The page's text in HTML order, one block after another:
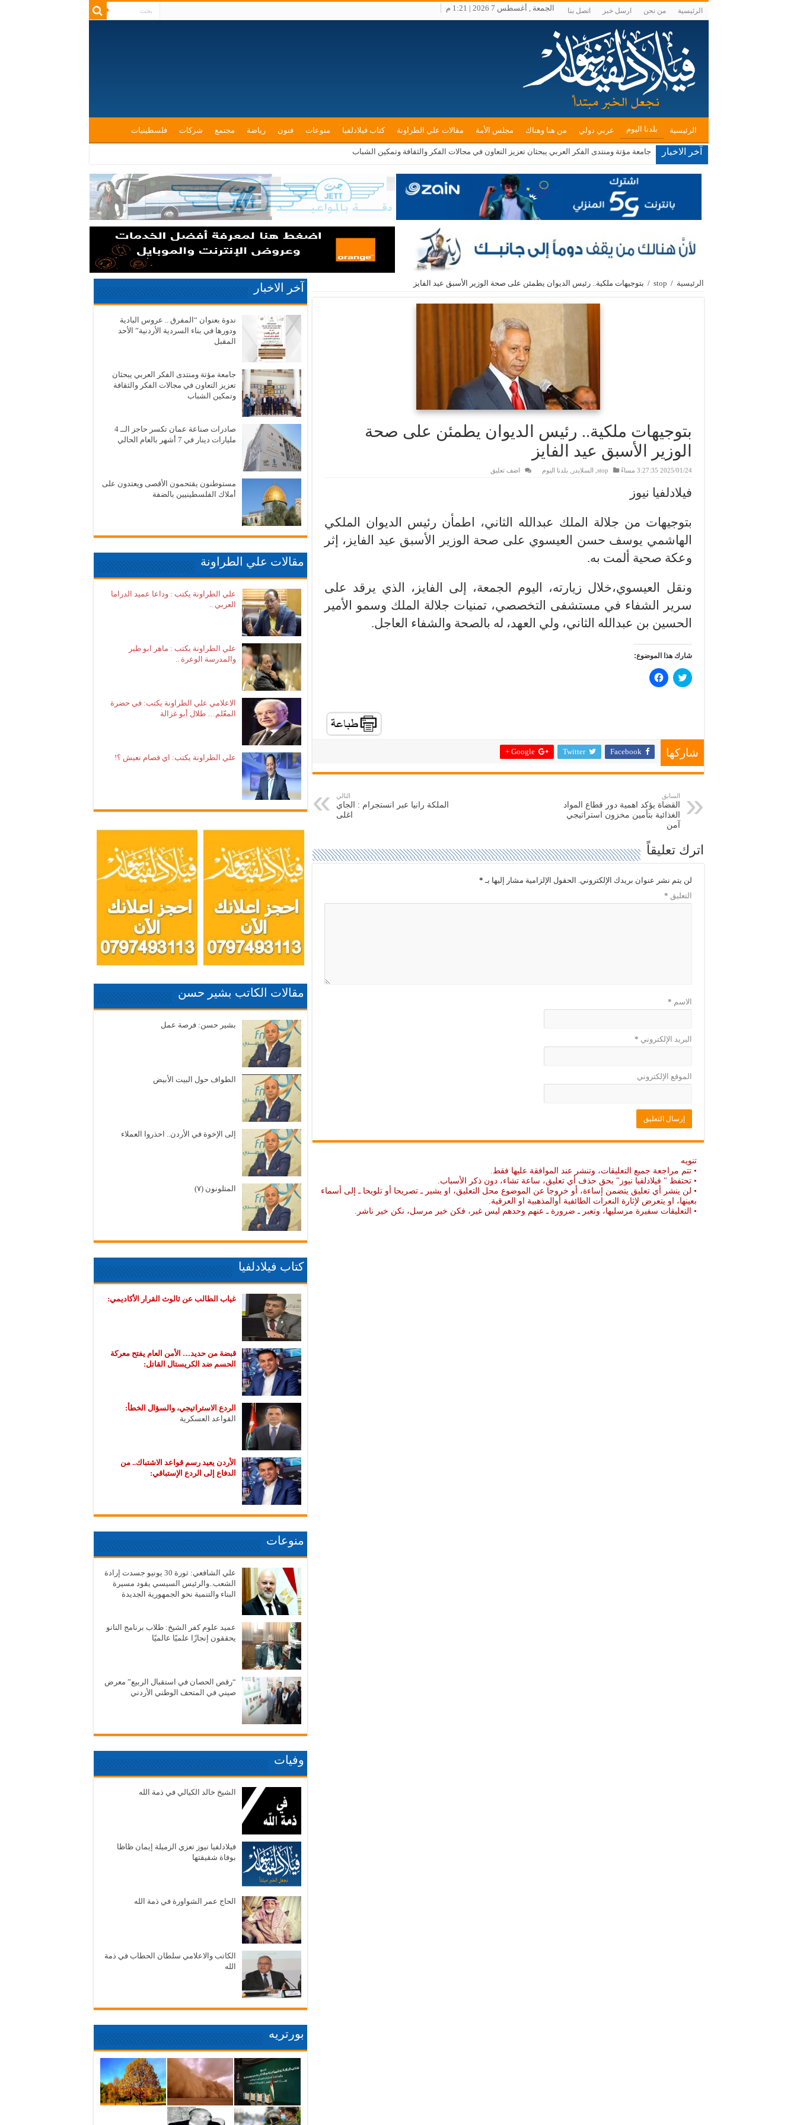
الرئيسية من نحن ارسل خبر اتصل بنا الجمعة , أغسطس 7 2026 | 1:21 م
الرئيسية بلدنا اليوم عربي دولي من هنا وهناك مجلس الأمة مقالات علي الطراونة كتاب فيلادلفيا منوعات فنون رياضة مجتمع شركات فلسطينيات
آخر الاخبار جامعة مؤتة ومنتدى الفكر العربي يبحثان تعزيز التعاون في مجالات الفكر والثقافة وتمكين الشباب
الرئيسية /
stop
/ بتوجيهات ملكية.. رئيس الديوان يطمئن على صحة الوزير الأسبق عيد الفايز
بتوجيهات ملكية.. رئيس الديوان يطمئن على صحة
الوزير الأسبق عيد الفايز
2025/01/24 3:27:35 مساءً stop السلايدر بلدنا اليوم اضف تعليق
فيلادلفيا نيوز
بتوجيهات من جلالة الملك عبدالله الثاني، اطمأن رئيس الديوان الملكي
الهاشمي يوسف حسن العيسوي على صحة الوزير الأسبق عيد الفايز، إثر
وعكة صحية ألمت به.
ونقل العيسوي،خلال زيارته، اليوم الجمعة، إلى الفايز، الذي يرقد على
سرير الشفاء في مستشفى التخصصي، تمنيات جلالة الملك وسمو الأمير
الحسين بن عبدالله الثاني، ولي العهد، له بالصحة والشفاء العاجل.
شارك هذا الموضوع:
ا
ض
ا
ك
ة
ع
ل
و
ي
ت
ر
(
ت
ح
ا
ف
ذ
ة
ا
ن
ر
ة
ل
س
ب
و
ف
ت
ي
ن
ذ
شاركها Facebook
Twitter
Google +
السابق
القضاة يؤكد اهمية دور قطاع المواد
الغذائية بتأمين مخزون استراتيجي
آمن
التالي
الملكة رانيا عبر انستجرام : الجاي
اغلى
اترك تعليقاً
لن يتم نشر عنوان بريدك الإلكتروني. الحقول الإلزامية مشار إليها بـ *
التعليق *
الاسم *
البريد الإلكتروني *
الموقع الإلكتروني
تنويه
• تتم مراجعة جميع التعليقات، وتنشر عند الموافقة عليها فقط.
• تحتفظ " فيلادلفيا نيوز" بحق حذف أي تعليق، ساعة تشاء، دون ذكر الأسباب.
• لن ينشر أي تعليق يتضمن إساءة، أو خروجا عن الموضوع محل التعليق، او يشير ـ تصريحا أو تلويحا ـ إلى أسماء
بعينها، او يتعرض لإثارة النعرات الطائفية أوالمذهبية او العرقية.
• التعليقات سفيرة مرسليها، وتعبر ـ ضرورة ـ عنهم وحدهم ليس غير، فكن خير مرسل، نكن خير ناشر.
آخر الاخبار
ندوة بعنوان “المفرق .. عروس البادية
ودورها في بناء السردية الأردنية” الأحد
المقبل
جامعة مؤتة ومنتدى الفكر العربي يبحثان
تعزيز التعاون في مجالات الفكر والثقافة
وتمكين الشباب
صادرات صناعة عمان تكسر حاجز الــ 4
مليارات دينار في 7 أشهر بالعام الحالي
مستوطنون يقتحمون الأقصى ويعتدون على
أملاك الفلسطينيين بالضفة
مقالات علي الطراونة
علي الطراونة يكتب : وداعا عميد الدراما
العربي ..
علي الطراونة يكتب : ماهر ابو طير
والمدرسة الوعرة ..
الاعلامي علي الطراونة يكتب: في حضرة
المعّلم… طلال أبو غزالة
علي الطراونة يكتب: اي فصام نعيش ؟!
مقالات الكاتب بشير حسن
بشير حسن: فرصة عمل
الطواف حول البيت الأبيض
إلى الإخوة في الأردن.. احذروا العملاء
المتلونون (٧)
كتاب فيلادلفيا
غياب الطالب عن ثالوث القرار الأكاديمي:
قبضة من حديد… الأمن العام يفتح معركة
الحسم ضد الكريستال القاتل:
الردع الاستراتيجي، والسؤال الخطأ:
القواعد العسكرية
الأردن يعيد رسم قواعد الاشتباك.. من
الدفاع إلى الردع الإستباقي:
منوعات
علي الشافعي: ثورة 30 يونيو جسدت إرادة
الشعب..والرئيس السيسي يقود مسيرة
البناء والتنمية نحو الجمهورية الجديدة
عميد علوم كفر الشيخ: طلاب برنامج النانو
يحققون إنجازًا علميًا عالميًا
“رقص الحصان في استقبال الربيع” معرض
صيني في المتحف الوطني الأردني
وفيات
الشيخ خالد الكيالي في ذمة الله
فيلادلفيا نيوز تعزي الزميلة إيمان ظاظا
بوفاة شقيقتها
الحاج عمر الشواورة في ذمة الله
الكاتب والاعلامي سلطان الحطاب في ذمة
الله
بورتريه